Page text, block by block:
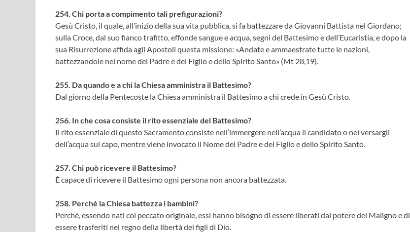
254. Chi porta a compimento tali prefigurazioni?
Gesù Cristo, il quale, all’inizio della sua vita pubblica, si fa battezzare da Giovanni Battista nel Giordano;
sulla Croce, dal suo fianco trafitto, effonde sangue e acqua, segni del Battesimo e dell’Eucaristia, e dopo la
sua Risurrezione affida agli Apostoli questa missione: «Andate e ammaestrate tutte le nazioni,
battezzandole nel nome del Padre e del Figlio e dello Spirito Santo» (Mt 28,19).
255. Da quando e a chi la Chiesa amministra il Battesimo?
Dal giorno della Pentecoste la Chiesa amministra il Battesimo a chi crede in Gesù Cristo.
256. In che cosa consiste il rito essenziale del Battesimo?
Il rito essenziale di questo Sacramento consiste nell’immergere nell’acqua il candidato o nel versargli
dell’acqua sul capo, mentre viene invocato il Nome del Padre e del Figlio e dello Spirito Santo.
257. Chi può ricevere il Battesimo?
È capace di ricevere il Battesimo ogni persona non ancora battezzata.
258. Perché la Chiesa battezza i bambini?
Perché, essendo nati col peccato originale, essi hanno bisogno di essere liberati dal potere del Maligno e di
essere trasferiti nel regno della libertà dei figli di Dio.